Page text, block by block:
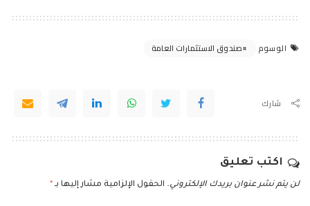
الوسوم صندوق الاستثمارات العامة
شارك
اكتب تعليق
لن يتم نشر عنوان بريدك الإلكتروني. الحقول الإلزامية مشار إليها بـ *